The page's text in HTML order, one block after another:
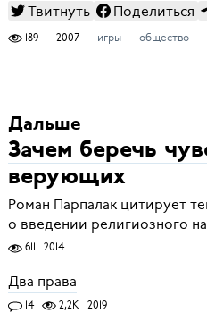
Твитнуть
Поделиться
189 2007 игры общество
Дальше
Зачем беречь
верующих
Роман Парпалак цитирует
о введении религиозного
611 2014
Два права
14 2,2K 2019